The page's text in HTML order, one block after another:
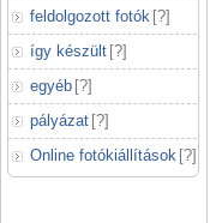
feldolgozott fotók [?]
így készült [?]
egyéb [?]
pályázat [?]
Online fotókiállítások [?]